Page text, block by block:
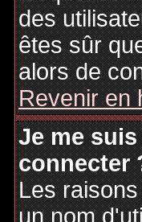
des
êtes sûr
alors de
Revenir en
Je me
connecter
Les
un nom